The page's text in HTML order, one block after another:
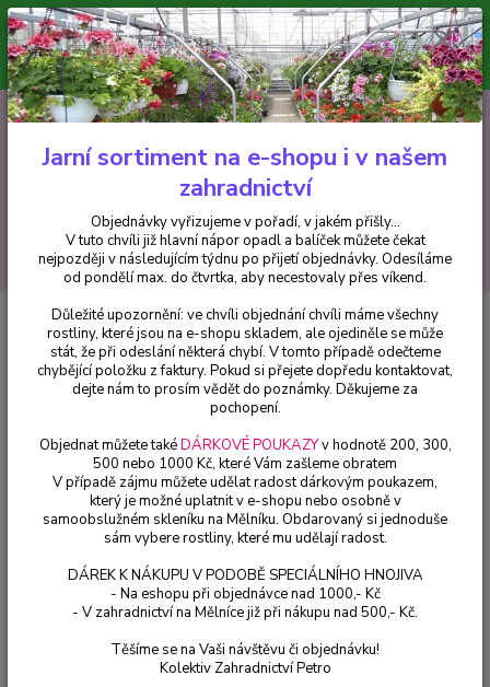
Minimální hodnota pro odeslání z e-shopu je 300 Kč.
V tuto chvíli již hlavní nápor objednávek opadl a balíček můžete čekat
nejpozději v následujícím týdnu po přijetí objednávky. Objednávky
vyřizujeme v pořadí, v jakém přišly...
CZK
Hledat
+420 602 223 614 0ks
za0 Kč
Pelargonie Pelargónie Fireworks White - cena na prodejně
Pelargónie Fireworks White -
cena na prodejně
Jarní sortiment na e-shopu i v našem
zahradnictví
Objednávky vyřizujeme v pořadí, v jakém přišly...
V tuto chvíli již hlavní nápor opadl a balíček můžete čekat
nejpozději v následujícím týdnu po přijetí objednávky. Odesíláme
od pondělí max. do čtvrtka, aby necestovaly přes víkend.
Důležité upozornění: ve chvíli objednání chvíli máme všechny
rostliny, které jsou na e-shopu skladem, ale ojediněle se může
stát, že při odeslání některá chybí. V tomto případě odečteme
chybějící položku z faktury. Pokud si přejete dopředu kontaktovat,
dejte nám to prosím vědět do poznámky. Děkujeme za
pochopení.
Objednat můžete takéDÁRKOVÉ POUKAZYv hodnotě 200, 300,
500 nebo 1000 Kč, které Vám zašleme obratem
V případě zájmu můžete udělat radost dárkovým poukazem,
který je možné uplatnit v e-shopu nebo osobně v
samoobslužném skleníku na Mělníku. Obdarovaný si jednoduše
sám vybere rostliny, které mu udělají radost.
DÁREK K NÁKUPU V PODOBĚ SPECIÁLNÍHO HNOJIVA
- Na eshopu při objednávce nad 1000,- Kč
- V zahradnictví na Mělníce již při nákupu nad 500,- Kč.
Těšíme se na Vaši návštěvu či objednávku!
Kolektiv Zahradnictví Petro